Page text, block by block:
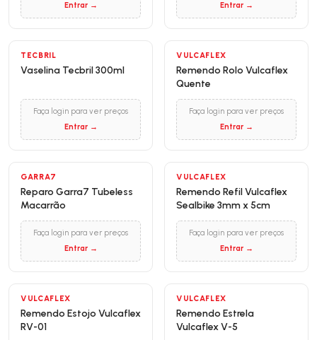
Entrar →
Entrar →
TECBRIL
Vaselina Tecbril 300ml
Faça login para ver preços
Entrar →
VULCAFLEX
Remendo Rolo Vulcaflex
Quente
Faça login para ver preços
Entrar →
GARRA7
Reparo Garra7 Tubeless
Macarrão
Faça login para ver preços
Entrar →
VULCAFLEX
Remendo Refil Vulcaflex
Sealbike 3mm x 5cm
Faça login para ver preços
Entrar →
VULCAFLEX
Remendo Estojo Vulcaflex
RV-01
VULCAFLEX
Remendo Estrela
Vulcaflex V-5